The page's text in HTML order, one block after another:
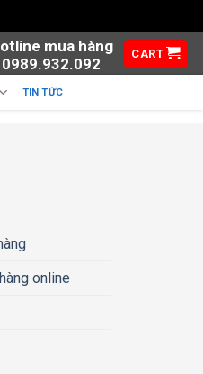
mua hàng
0989.932.092
CART
TIN TỨC
online